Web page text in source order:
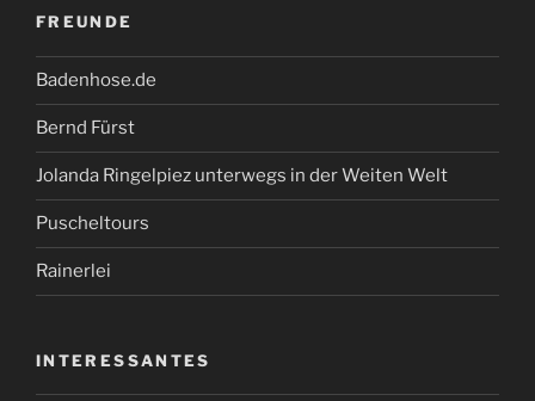
FREUNDE
Badenhose.de
Bernd Fürst
Jolanda Ringelpiez unterwegs in der Weiten Welt
Puscheltours
Rainerlei
INTERESSANTES